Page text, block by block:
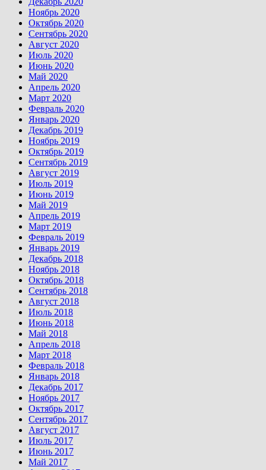
Ноябрь 2020
Октябрь 2020
Сентябрь 2020
Август 2020
Июль 2020
Июнь 2020
Май 2020
Апрель 2020
Март 2020
Февраль 2020
Январь 2020
Декабрь 2019
Ноябрь 2019
Октябрь 2019
Сентябрь 2019
Август 2019
Июль 2019
Июнь 2019
Май 2019
Апрель 2019
Март 2019
Февраль 2019
Январь 2019
Декабрь 2018
Ноябрь 2018
Октябрь 2018
Сентябрь 2018
Август 2018
Июль 2018
Июнь 2018
Май 2018
Апрель 2018
Март 2018
Февраль 2018
Январь 2018
Декабрь 2017
Ноябрь 2017
Октябрь 2017
Сентябрь 2017
Август 2017
Июль 2017
Июнь 2017
Май 2017